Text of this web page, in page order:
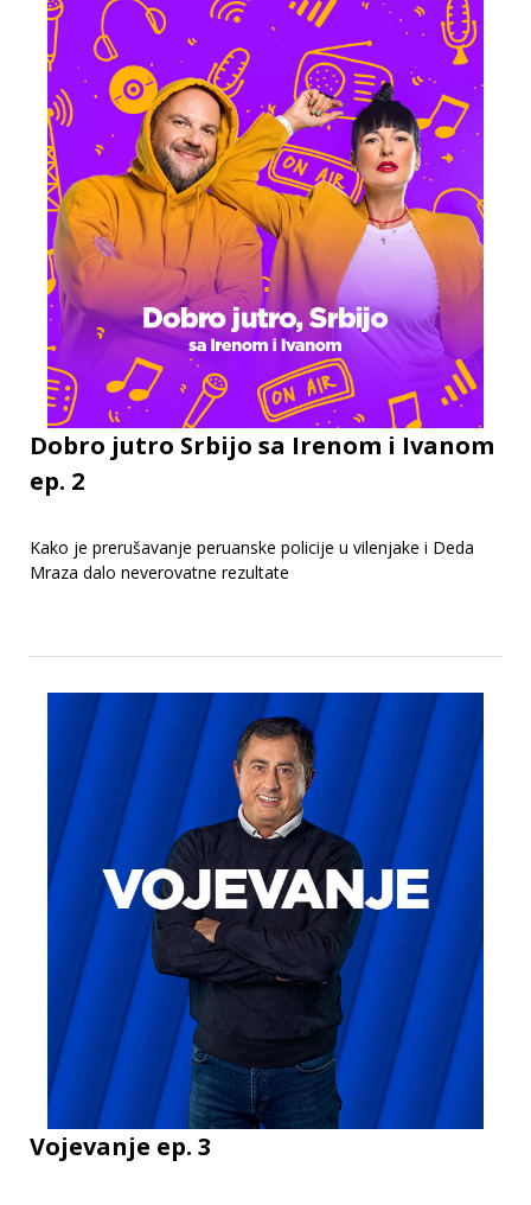
Dobro jutro Srbijo sa Irenom i Ivanom
ep. 2
Kako je prerušavanje peruanske policije u vilenjake i Deda
Mraza dalo neverovatne rezultate
Vojevanje ep. 3